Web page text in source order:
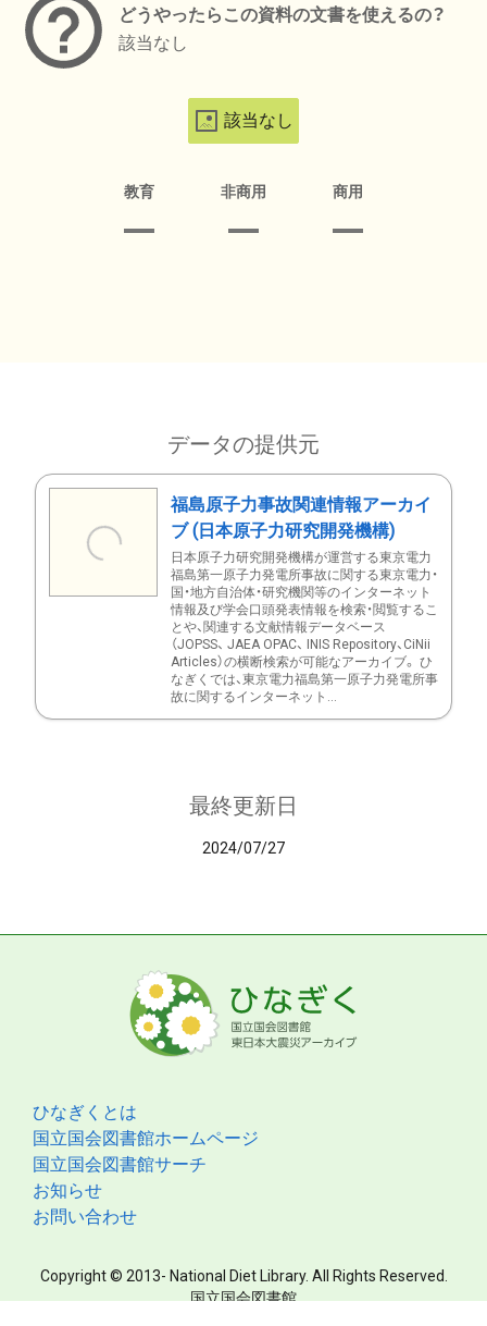
どうやったらこの資料の文書を使えるの？
該当なし
該当なし
教育 非商用 商用
データの提供元
福島原子力事故関連情報アーカイ
ブ (日本原子力研究開発機構)
日本原子力研究開発機構が運営する東京電力
福島第一原子力発電所事故に関する東京電力・
国・地方自治体・研究機関等のインターネット
情報及び学会口頭発表情報を検索・閲覧するこ
とや、関連する文献情報データベース
（JOPSS、 JAEA OPAC、 INIS Repository、CiNii
Articles）の横断検索が可能なアーカイブ。 ひ
なぎくでは、東京電力福島第一原子力発電所事
故に関するインターネット...
最終更新日
2024/07/27
ひなぎくとは
国立国会図書館ホームページ
国立国会図書館サーチ
お知らせ
お問い合わせ
Copyright © 2013- National Diet Library. All Rights Reserved.